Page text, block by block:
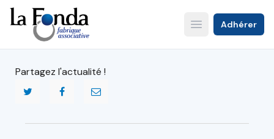
Aller
au
contenu
principal
Open main menu
Adhérer
Partagez l'actualité !